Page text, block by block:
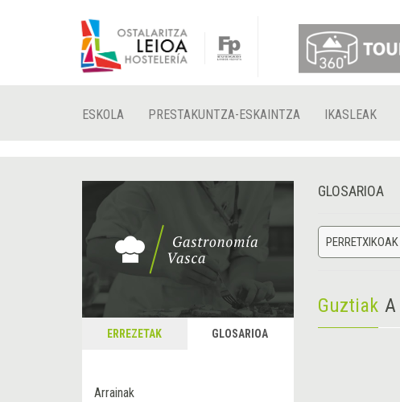
ESKOLA PRESTAKUNTZA-ESKAINTZA IKASLEAK
ERREZETAK GLOSARIOA
Arrainak
GLOSARIOA
PERRETXIKOAK
Guztiak A